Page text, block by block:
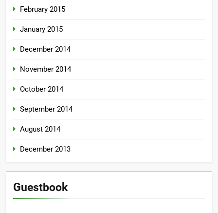
February 2015
January 2015
December 2014
November 2014
October 2014
September 2014
August 2014
December 2013
Guestbook